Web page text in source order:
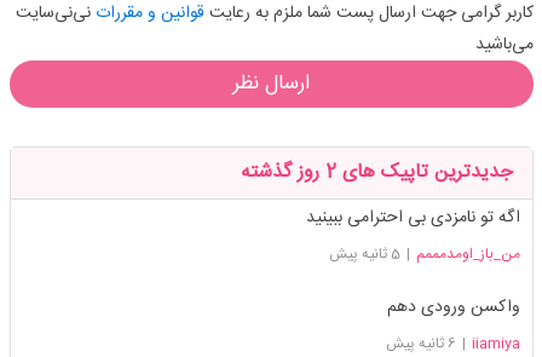
کاربر گرامی جهت ارسال پست شما ملزم به رعایت قوانین و مقرراتنی‌نی‌سایت
می‌باشید
ارسال نظر
جدیدترین تاپیک های 2 روز گذشته
اگه تو نامزدی بی احترامی ببینید
من_باز_اومدمممم | 5 ثانیه پیش
واکسن ورودی دهم
iiamiya
| 6 ثانیه پیش